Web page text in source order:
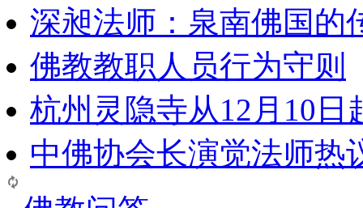
深昶法师：泉南佛国的
佛教教职人员行为守则
杭州灵隐寺从12月10日
中佛协会长演觉法师热